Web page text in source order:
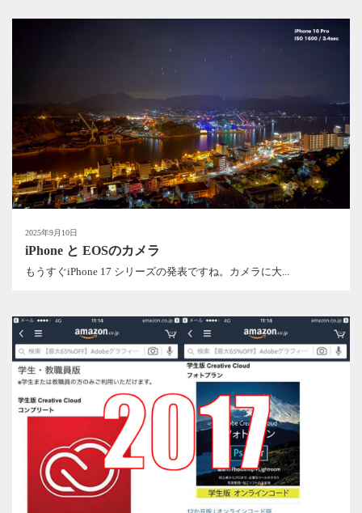
2025年9月10日
iPhone と EOSのカメラ
もうすぐiPhone 17 シリーズの発表ですね。カメラに大...